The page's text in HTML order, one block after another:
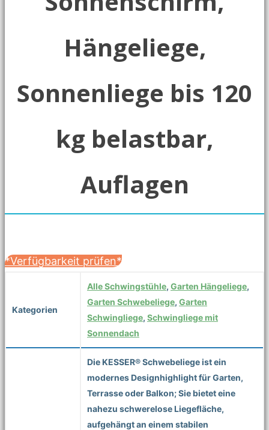
Hängeliege,
Sonnenliege bis 120
kg belastbar,
Auflagen
*Verfügbarkeit prüfen*
Kategorien
Alle Schwingstühle, Garten Hängeliege,
Garten Schwebeliege, Garten
Schwingliege, Schwingliege mit
Sonnendach
Die KESSER® Schwebeliege ist ein
modernes Designhighlight für Garten,
Terrasse oder Balkon; Sie bietet eine
nahezu schwerelose Liegefläche,
aufgehängt an einem stabilen